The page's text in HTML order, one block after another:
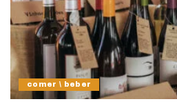
comer \ beber